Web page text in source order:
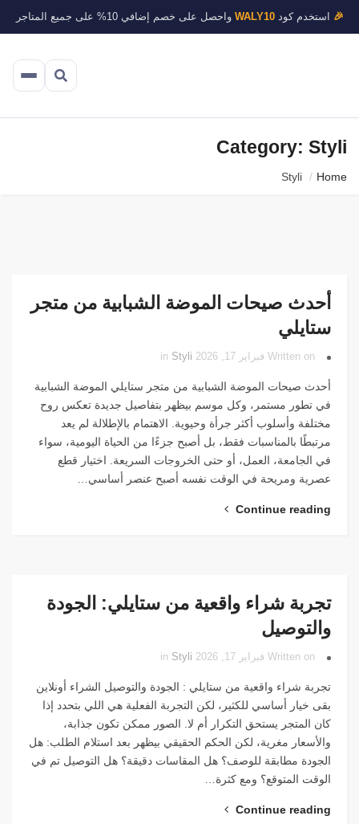
🎉 استخدم كودWALY10 واحصل على خصم إضافي 10% على جميع المتاجر
Category: Styli
Home
Styli
أحدث صيحات الموضة الشبابية من متجر
ستايلي
Written on فبراير 17, 2026 in Styli
أحدث صيحات الموضة الشبابية من متجر ستايلي الموضة الشبابية
في تطور مستمر، وكل موسم بيظهر بتفاصيل جديدة تعكس روح
مختلفة وأسلوب أكثر جرأة وحيوية. الاهتمام بالإطلالة لم يعد
مرتبطًا بالمناسبات فقط، بل أصبح جزءًا من الحياة اليومية، سواء
في الجامعة، العمل، أو حتى الخروجات السريعة. اختيار قطع
عصرية ومريحة في الوقت نفسه أصبح عنصر أساسي…
Continue reading
تجربة شراء واقعية من ستايلي: الجودة
والتوصيل
Written on فبراير 17, 2026 in Styli
تجربة شراء واقعية من ستايلي : الجودة والتوصيل الشراء أونلاين
بقى خيار أساسي للكثير، لكن التجربة الفعلية هي اللي بتحدد إذا
كان المتجر يستحق التكرار أم لا. الصور ممكن تكون جذابة،
والأسعار مغرية، لكن الحكم الحقيقي بيظهر بعد استلام الطلب: هل
الجودة مطابقة للوصف؟ هل المقاسات دقيقة؟ هل التوصيل تم في
الوقت المتوقع؟ ومع كثرة…
Continue reading